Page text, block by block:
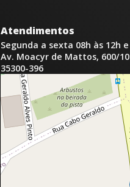
Atendimentos
Segunda a sexta 08h às 12h
Av. Moacyr de Mattos, 600/
35300-396